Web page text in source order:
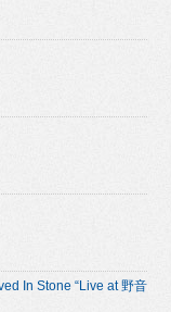
In Stone “Live at 野音